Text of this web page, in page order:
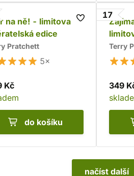
na ně! - limitovaná
edice
Pratchett
5×
Kč
do košíku
17
edice
Terry
349
načíst další